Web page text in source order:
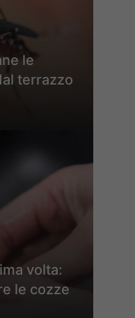
le
terrazzo
volta:
le cozze